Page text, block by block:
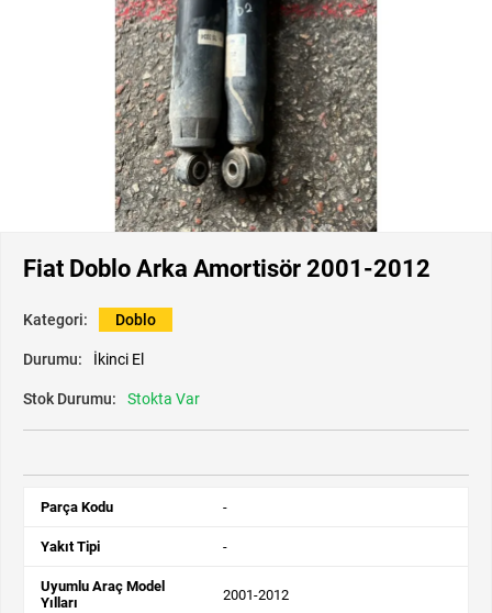
Fiat Doblo Arka Amortisör 2001-2012
Kategori: Doblo
Durumu: İkinci El
Stok Durumu: Stokta Var
Parça Kodu -
Yakıt Tipi -
Uyumlu Araç Model
Yılları
2001-2012